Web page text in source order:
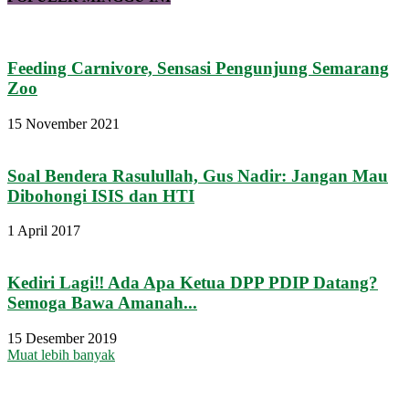
Feeding Carnivore, Sensasi Pengunjung Semarang
Zoo
15 November 2021
Soal Bendera Rasulullah, Gus Nadir: Jangan Mau
Dibohongi ISIS dan HTI
1 April 2017
Kediri Lagi‼ Ada Apa Ketua DPP PDIP Datang?
Semoga Bawa Amanah...
15 Desember 2019
Muat lebih banyak